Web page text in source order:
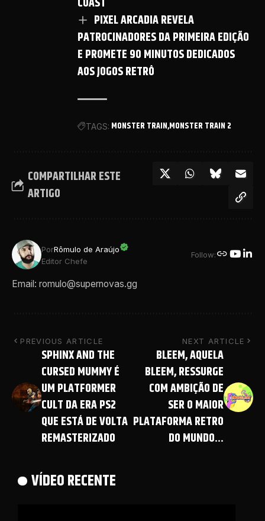
PIXEL ARCADIA REVELA
PATROCINADORES DA PRIMEIRA EDIÇÃO
E PROMETE 90 MINUTOS DEDICADOS
AOS JOGOS RETRÔ
TAGS: MONSTER TRAIN MONSTER TRAIN 2
COMPARTILHAR ESTE
ARTIGO
PorRômulo de Araújo
Editor Chefe
Follow:
Email: romulo@supernovas.gg
PREVIOUS ARTICLE
SPHINX AND THE
CURSED MUMMY É
UM PLATFORMER
CULT DA ERA PS2
QUE ESTÁ DE VOLTA
REMASTERIZADO
NEXT ARTICLE
BLEEM, AQUELA
BLEEM, RESSURGE
COM AMBIÇÃO DE
SER O MAIOR
PLATAFORMA RETRO
DO MUNDO…
VÍDEO RECENTE